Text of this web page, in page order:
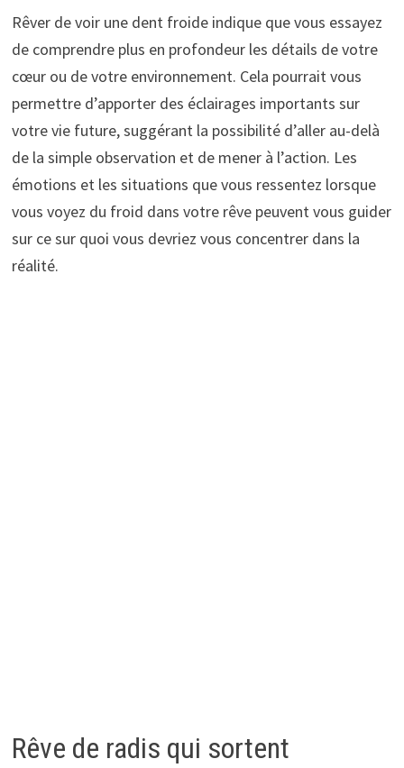
Rêver de voir une dent froide indique que vous essayez
de comprendre plus en profondeur les détails de votre
cœur ou de votre environnement. Cela pourrait vous
permettre d’apporter des éclairages importants sur
votre vie future, suggérant la possibilité d’aller au-delà
de la simple observation et de mener à l’action. Les
émotions et les situations que vous ressentez lorsque
vous voyez du froid dans votre rêve peuvent vous guider
sur ce sur quoi vous devriez vous concentrer dans la
réalité.
Rêve de radis qui sortent